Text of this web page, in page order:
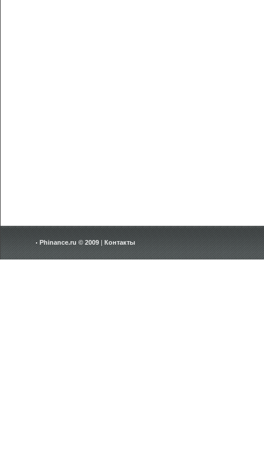
Phinance.ru © 2009 | Контакты